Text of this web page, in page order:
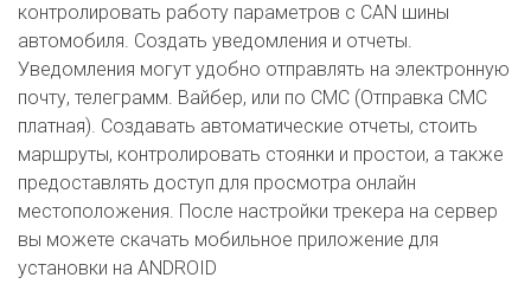
контролировать работу параметров с CAN шины
автомобиля. Создать уведомления и отчеты.
Уведомления могут удобно отправлять на электронную
почту, телеграмм. Вайбер, или по СМС (Отправка СМС
платная). Создавать автоматические отчеты, стоить
маршруты, контролировать стоянки и простои, а также
предоставлять доступ для просмотра онлайн
местоположения. После настройки трекера на сервер
вы можете скачать мобильное приложение для
установки на ANDROID